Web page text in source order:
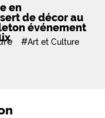
en
de décor au
événement
#Art et Culture